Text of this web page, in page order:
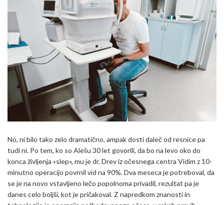
No, ni bilo tako zelo dramatično, ampak dosti daleč od resnice pa
tudi ni. Po tem, ko so Alešu 30 let govorili, da bo na levo oko do
konca življenja »slep«, mu je dr. Drev iz očesnega centra Vidim z 10-
minutno operacijo povrnil vid na 90%. Dva meseca je potreboval, da
se je na novo vstavljeno lečo popolnoma privadil, rezultat pa je
danes celo boljši, kot je pričakoval. Z napredkom znanosti in